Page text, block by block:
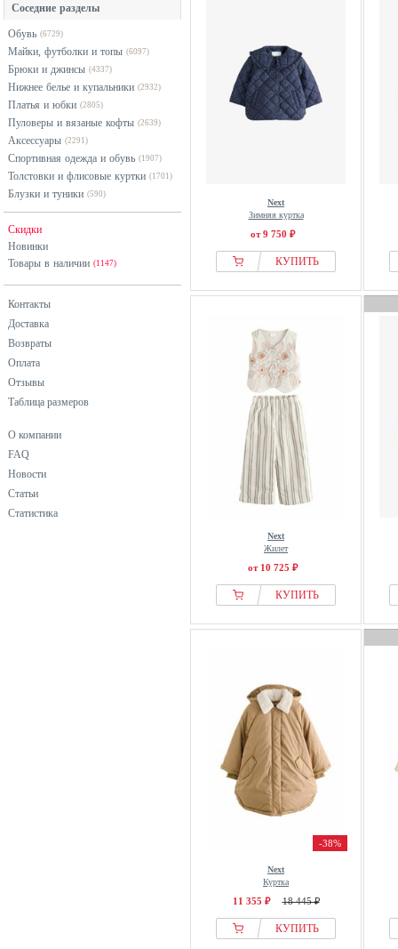
ellesse
Emporio Armani
EN FANT
Fabelab
Friboo
From Germany With Love
GANT
GAP
Geographical Norway
Guess
Jack Wolfskin
JoJo Maman Bébé
Joules
Kempa
KOROSHI
Lacoste
Laura Ashley
разноцветный
розовый
серый
синий
фиолетовый
хаки
черный
Соседние разделы
Обувь (6729)
Майки, футболки и топы (6097)
Брюки и джинсы (4337)
Нижнее белье и купальники (2932)
Платья и юбки (2805)
Пуловеры и вязаные кофты (2639)
Аксессуары (2291)
Спортивная одежда и обувь (1907)
Толстовки и флисовые куртки (1701)
Блузки и туники (590)
Скидки
Новинки
Товары в наличии (1147)
Контакты
Доставка
Возвраты
Оплата
Отзывы
Таблица размеров
О компании
FAQ
Новости
Статьи
Статистика
Next
Зимняя куртка
от 9 750 ₽
КУПИТЬ
Next
Жилет
от 10 725 ₽
КУПИТЬ
-38%
Next
Куртка
11 355 ₽ 18 445 ₽
КУПИТЬ